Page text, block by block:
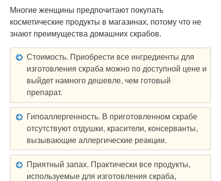
Многие женщины предпочитают покупать
косметические продукты в магазинах, потому что не
знают преимущества домашних скрабов.
Стоимость. Приобрести все ингредиенты для
изготовления скраба можно по доступной цене и
выйдет намного дешевле, чем готовый
препарат.
Гипоаллергенность. В приготовленном скрабе
отсутствуют отдушки, красители, консерванты,
вызывающие аллергические реакции.
Приятный запах. Практически все продукты,
используемые для изготовления скраба,